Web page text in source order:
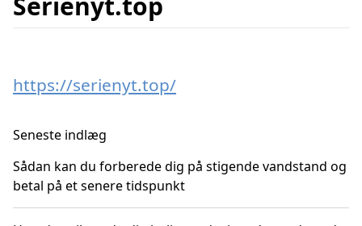
https://serienyt.top/
Seneste indlæg
Sådan kan du forberede dig på stigende vandstand og
betal på et senere tidspunkt